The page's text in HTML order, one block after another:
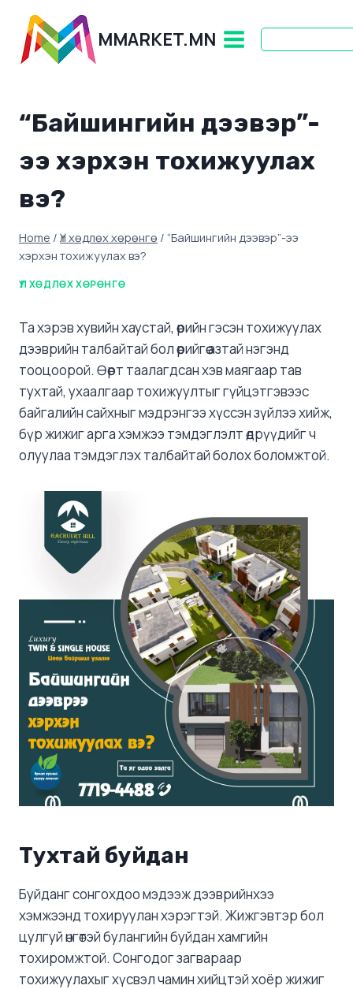
content
MMARKET.MN
“Байшингийн дээвэр”-
ээ хэрхэн тохижуулах
вэ?
Home / Үл хөдлөх хөрөнгө / “Байшингийн дээвэр”-ээ
хэрхэн тохижуулах вэ?
ҮЛ ХӨДЛӨХ ХӨРӨНГӨ
Та хэрэв хувийн хаустай, өөрийн гэсэн тохижуулах
дээврийн талбайтай бол өөрийгөө азтай нэгэнд
тооцоорой. Өөрт таалагдсан хэв маягаар тав
тухтай, ухаалгаар тохижуултыг гүйцэтгэвээс
байгалийн сайхныг мэдрэнгээ хүссэн зүйлээ хийж,
бүр жижиг арга хэмжээ тэмдэглэлт өдрүүдийг ч
олуулаа тэмдэглэх талбайтай болох боломжтой.
Тухтай буйдан
Буйданг сонгохдоо мэдээж дээврийнхээ
хэмжээнд тохируулан хэрэгтэй. Жижгэвтэр бол
цулгуй өнгөтэй булангийн буйдан хамгийн
тохиромжтой. Сонгодог загвараар
тохижуулахыг хүсвэл чамин хийцтэй хоёр жижиг